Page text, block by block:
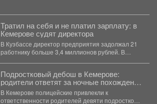
Тратил на себя и не платил зарплату: в
Кемерове судят директора
В Кузбассе директор предприятия задолжал 21
работнику больше 3,4 миллионов рублей. В
Подростковый дебош в Кемерове:
родители ответят за ночные похождения
детей
В Кемерове полицейские привлекли к
ответственности родителей девяти подростков.